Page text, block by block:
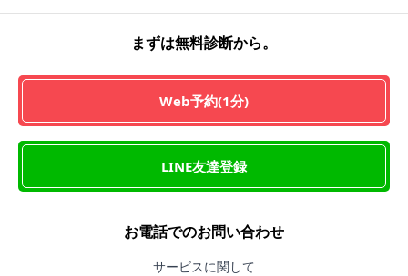
まずは無料診断から。
Web予約(1分)
LINE友達登録
お電話でのお問い合わせ
サービスに関して